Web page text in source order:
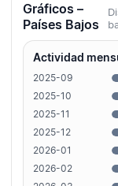
Gráficos –
Países Bajos
Actividad
2025-09
2025-10
2025-11
2025-12
2026-01
2026-02